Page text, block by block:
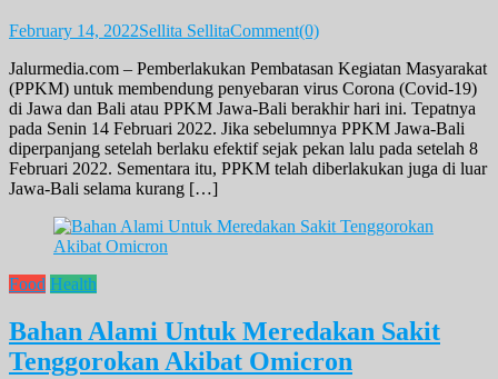
February 14, 2022Sellita SellitaComment(0)
Jalurmedia.com – Pemberlakukan Pembatasan Kegiatan Masyarakat
(PPKM) untuk membendung penyebaran virus Corona (Covid-19)
di Jawa dan Bali atau PPKM Jawa-Bali berakhir hari ini. Tepatnya
pada Senin 14 Februari 2022. Jika sebelumnya PPKM Jawa-Bali
diperpanjang setelah berlaku efektif sejak pekan lalu pada setelah 8
Februari 2022. Sementara itu, PPKM telah diberlakukan juga di luar
Jawa-Bali selama kurang […]
Food Health
Bahan Alami Untuk Meredakan Sakit
Tenggorokan Akibat Omicron